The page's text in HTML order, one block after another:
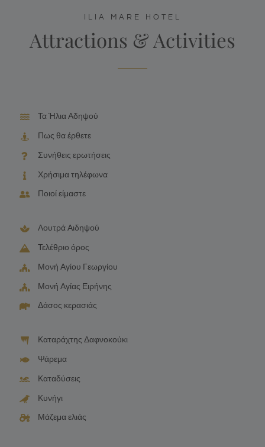
ILIA MARE HOTEL
Attractions & Activities
Τα Ήλια Αδηψού
Πως θα έρθετε
Συνήθεις ερωτήσεις
Χρήσιμα τηλέφωνα
Ποιοί είμαστε
Λουτρά Αιδηψού
Τελέθριο όρος
Μονή Αγίου Γεωργίου
Μονή Αγίας Ειρήνης
Δάσος κερασιάς
Καταράχτης Δαφνοκούκι
Ψάρεμα
Καταδύσεις
Κυνήγι
Μάζεμα ελιάς